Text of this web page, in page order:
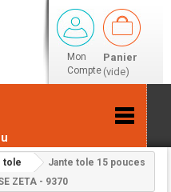
Mon
Compte
Panier
(vide)
tole
Jante tole 15 pouces
ZETA - 9370Retour aux résultats